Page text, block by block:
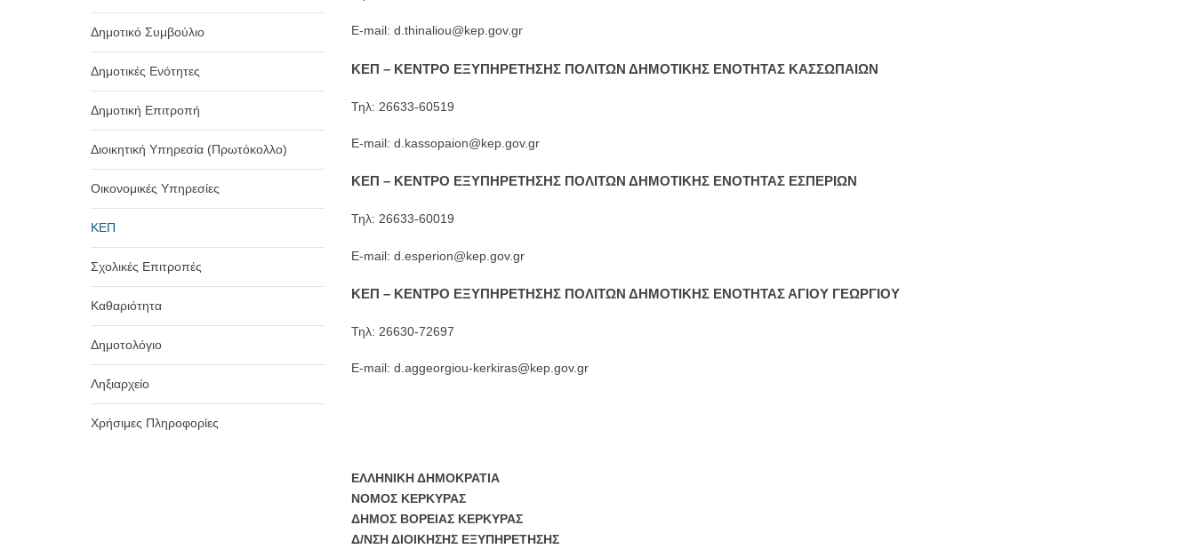
Ε-mail: d.thinaliou@kep.gov.gr
ΚΕΠ – ΚΕΝΤΡΟ ΕΞΥΠΗΡΕΤΗΣΗΣ ΠΟΛΙΤΩΝ ΔΗΜΟΤΙΚΗΣ ΕΝΟΤΗΤΑΣ ΚΑΣΣΩΠΑΙΩΝ
Τηλ: 26633-60519
Ε-mail: d.kassopaion@kep.gov.gr
ΚΕΠ – ΚΕΝΤΡΟ ΕΞΥΠΗΡΕΤΗΣΗΣ ΠΟΛΙΤΩΝ ΔΗΜΟΤΙΚΗΣ ΕΝΟΤΗΤΑΣΕΣΠΕΡΙΩΝ
Τηλ: 26633-60019
Ε-mail: d.esperion@kep.gov.gr
ΚΕΠ – ΚΕΝΤΡΟ ΕΞΥΠΗΡΕΤΗΣΗΣ ΠΟΛΙΤΩΝ ΔΗΜΟΤΙΚΗΣ ΕΝΟΤΗΤΑΣΑΓΙΟΥ ΓΕΩΡΓΙΟΥ
Τηλ: 26630-72697
Ε-mail: d.aggeorgiou-kerkiras@kep.gov.gr
ΕΛΛΗΝΙΚΗ ΔΗΜΟΚΡΑΤΙΑ
ΝΟΜΟΣ ΚΕΡΚΥΡΑΣ
ΔΗΜΟΣ ΒΟΡΕΙΑΣ ΚΕΡΚΥΡΑΣ
Δ/ΝΣΗ ΔΙΟΙΚΗΣΗΣ ΕΞΥΠΗΡΕΤΗΣΗΣ
Δημοτικό Συμβούλιο
Δημοτικές Ενότητες
Δημοτική Επιτροπή
Διοικητική Υπηρεσία (Πρωτόκολλο)
Οικονομικές Υπηρεσίες
ΚΕΠ
Σχολικές Επιτροπές
Καθαριότητα
Δημοτολόγιο
Ληξιαρχείο
Χρήσιμες Πληροφορίες